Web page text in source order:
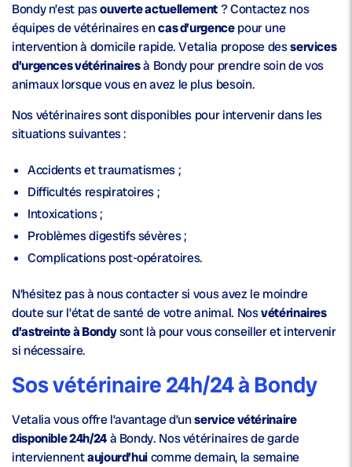
Bondy n’est pasouverte actuellement? Contactez nos
équipes de vétérinaires encas d’urgencepour une
intervention à domicile rapide. Vetalia propose desservices
d’urgences vétérinairesà Bondy pour prendre soin de vos
animaux lorsque vous en avez le plus besoin.
Nos vétérinaires sont disponibles pour intervenir dans les
situations suivantes :
Accidents et traumatismes ;
Difficultés respiratoires ;
Intoxications ;
Problèmes digestifs sévères ;
Complications post-opératoires.
N’hésitez pas à nous contacter si vous avez le moindre
doute sur l’état de santé de votre animal. Nosvétérinaires
d’astreinte à Bondysont là pour vous conseiller et intervenir
si nécessaire.
Sos vétérinaire 24h/24 à Bondy
Vetalia vous offre l’avantage d’unservice vétérinaire
disponible 24h/24à Bondy. Nos vétérinaires de garde
interviennentaujourd’huicomme demain, la semaine